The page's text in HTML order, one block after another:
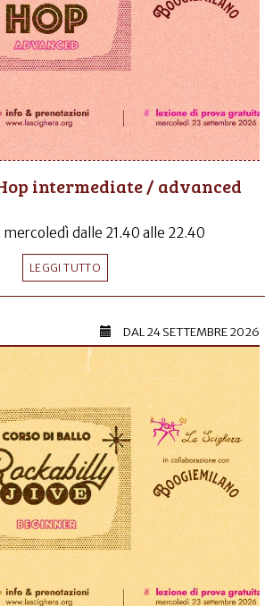
intermediate / advanced
mercoledì dalle 21.40 alle 22.40
LEGGI TUTTO
DAL24 SETTEMBRE 2026